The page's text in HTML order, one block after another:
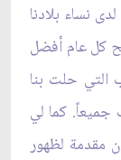
نساء بلادنا
كل عام أفضل
التي حلت بنا
جميعاً. كما لي
مقدمة لظهور